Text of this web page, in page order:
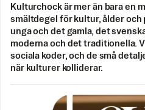
Kulturchock är mer än bara en
smältdegel för kultur, ålder och
unga och det gamla, det
moderna och det traditionella.
sociala koder, och de små
när kulturer kolliderar.